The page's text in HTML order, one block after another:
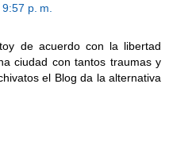
p. m.
de acuerdo con la libertad
ciudad con tantos traumas y
el Blog da la alternativa